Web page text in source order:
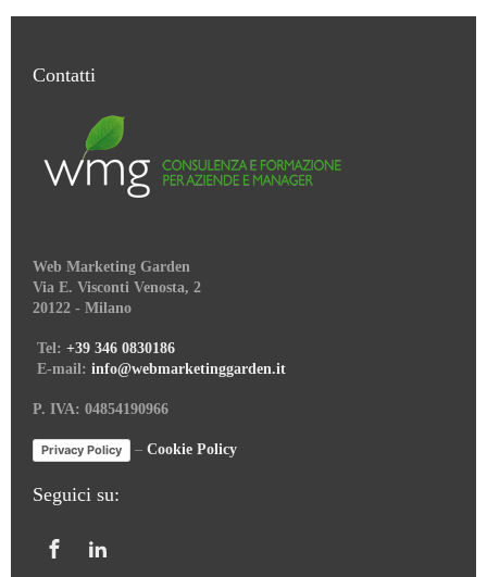
Contatti
Via E. Visconti Venosta, 2
20122 - Milano
E-mail: info@webmarketinggarden.it
Privacy Policy
Seguici su: